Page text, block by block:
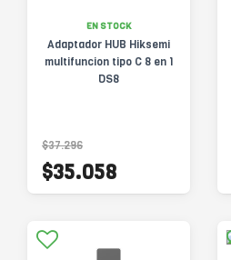
EN STOCK
Adaptador HUB Hiksemi
multifuncion tipo C 8 en 1
DS8
$37.296
$35.058